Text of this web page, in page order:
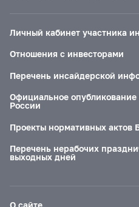
Личный кабинет участника
Отношения с инвесторами
Перечень инсайдерской
Официальное
России
Проекты нормативных актов
Перечень нерабочих
выходных дней
О сайте